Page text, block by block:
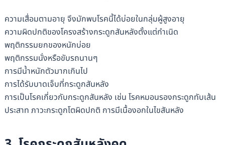
ความเสื่อมตามอายุ จึงมักพบโรคนี้ได้บ่อยในกลุ่มผู้สูงอายุ
ความผิดปกติของโครงสร้างกระดูกสันหลังตั้งแต่กำเนิด
พฤติกรรมยกของหนักบ่อย
พฤติกรรมนั่งหรือขับรถนานๆ
การมีน้ำหนักตัวมากเกินไป
การได้รับบาดเจ็บที่กระดูกสันหลัง
การเป็นโรคเกี่ยวกับกระดูกสันหลัง เช่น โรคหมอนรองกระดูกทับเส้น
ประสาท ภาวะกระดูกโตผิดปกติ การมีเนื้องอกในไขสันหลัง